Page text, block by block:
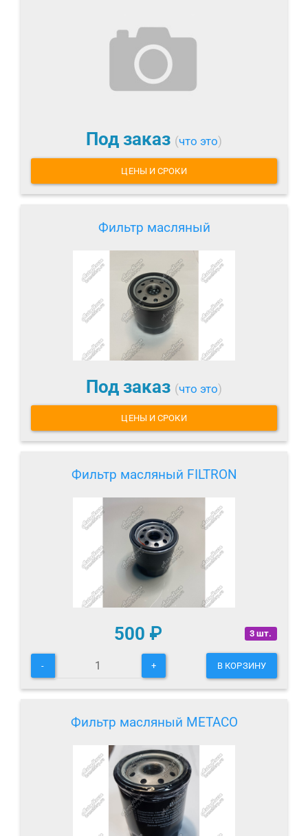
Под заказ (что это)
ЦЕНЫ И СРОКИ
Фильтр масляный
Под заказ (что это)
ЦЕНЫ И СРОКИ
Фильтр масляный FILTRON
3 шт.
500 ₽
- + В КОРЗИНУ
Фильтр масляный METACO